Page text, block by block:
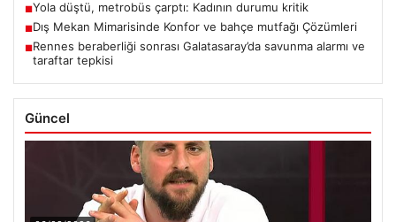
■Yola düştü, metrobüs çarptı: Kadının durumu kritik
■Dış Mekan Mimarisinde Konfor ve bahçe mutfağı Çözümleri
■Rennes beraberliği sonrası Galatasaray’da savunma alarmı ve
taraftar tepkisi
Güncel